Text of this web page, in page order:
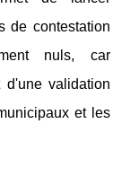
de contestation
nuls, car
d'une validation
et les